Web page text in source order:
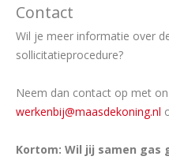
Contact
Wil je meer informatie over
sollicitatieprocedure?
Neem dan contact op met
werkenbij@maasdekoning.nl
Kortom: Wil jij samen gas